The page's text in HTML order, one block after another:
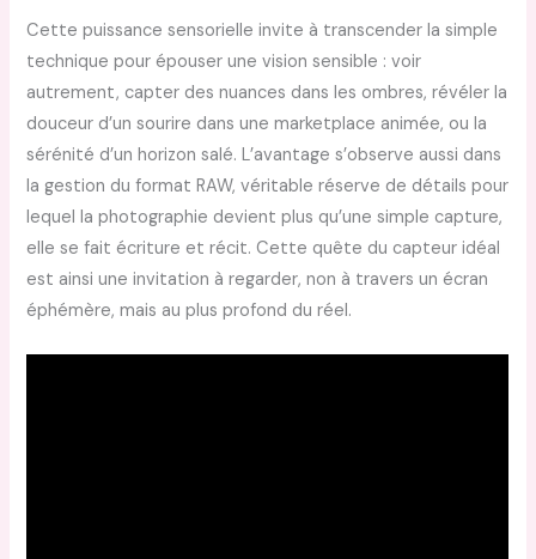
Cette puissance sensorielle invite à transcender la simple
technique pour épouser une vision sensible : voir
autrement, capter des nuances dans les ombres, révéler la
douceur d’un sourire dans une marketplace animée, ou la
sérénité d’un horizon salé. L’avantage s’observe aussi dans
la gestion du format RAW, véritable réserve de détails pour
lequel la photographie devient plus qu’une simple capture,
elle se fait écriture et récit. Cette quête du capteur idéal
est ainsi une invitation à regarder, non à travers un écran
éphémère, mais au plus profond du réel.